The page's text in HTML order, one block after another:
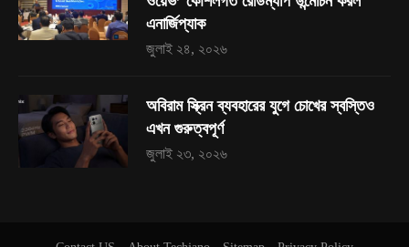
এনার্জিপ্যাক
জুলাই ২৪, ২০২৬
অবিরাম স্ক্রিন ব্যবহারের যুগে চোখের স্বস্তিও
এখন গুরুত্বপূর্ণ
জুলাই ২৩, ২০২৬